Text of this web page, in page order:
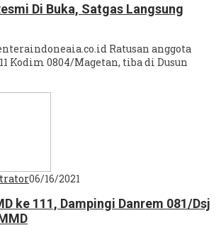
Di Buka, Satgas Langsung
Ratusan anggota
Kodim 0804/Magetan, tiba di Dusun
06/16/2021
ke 111, Dampingi Danrem 081/Dsj